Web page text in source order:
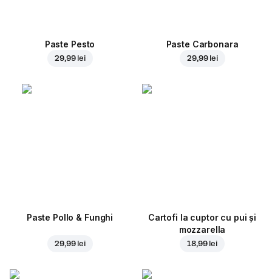
Paste Pesto
29,99 lei
Paste Carbonara
29,99 lei
Paste Pollo & Funghi
29,99 lei
Cartofi la cuptor cu pui și
mozzarella
18,99 lei